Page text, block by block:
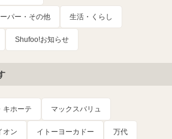
パー・その他 生活・くらし
Shufoo!お知らせ
キホーテ マックスバリュ
オン イトーヨーカドー 万代